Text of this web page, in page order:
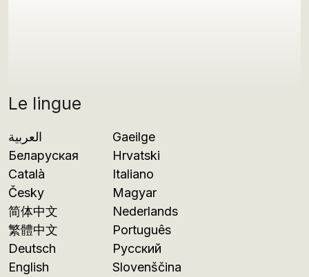
Le lingue
العربية
Беларуская
Català
Česky
简体中文
繁體中文
Deutsch
English
Gaeilge
Hrvatski
Italiano
Magyar
Nederlands
Português
Русский
Slovenščina